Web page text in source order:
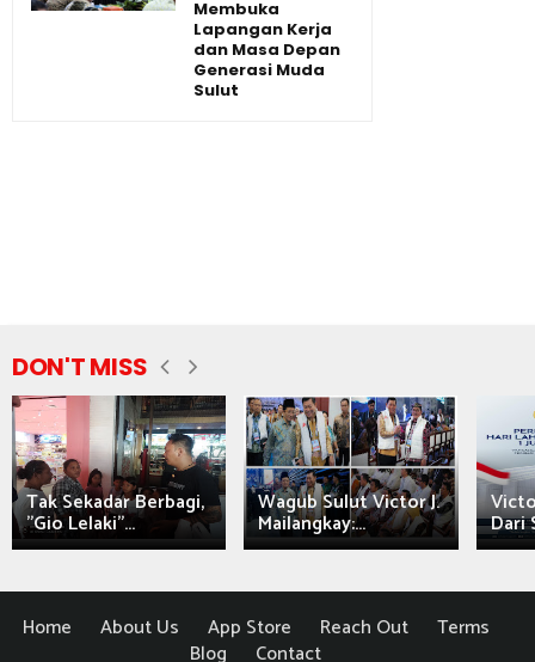
Membuka
Lapangan Kerja
dan Masa Depan
Generasi Muda
Sulut
DON'T MISS
Tak Sekadar Berbagi,
"Gio Lelaki"...
Wagub Sulut Victor J.
Mailangkay:... Dari
Home About Us App Store Reach Out
Terms
Blog
Contact